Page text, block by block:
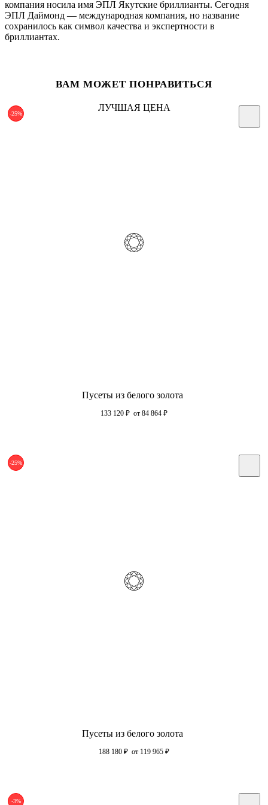
компания носила имя ЭПЛ Якутские бриллианты. Сегодня
ЭПЛ Даймонд — международная компания, но название
сохранилось как символ качества и экспертности в
бриллиантах.
ВАМ МОЖЕТ ПОНРАВИТЬСЯ
-25%
ЛУЧШАЯ ЦЕНА
Пусеты из белого золота
133 120 ₽ от 84 864 ₽
-25%
Пусеты из белого золота
188 180 ₽ от 119 965 ₽
-3%